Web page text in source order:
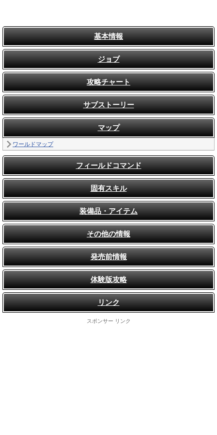
基本情報
ジョブ
攻略チャート
サブストーリー
マップ
ワールドマップ
フィールドコマンド
固有スキル
装備品・アイテム
その他の情報
発売前情報
体験版攻略
リンク
スポンサー リンク